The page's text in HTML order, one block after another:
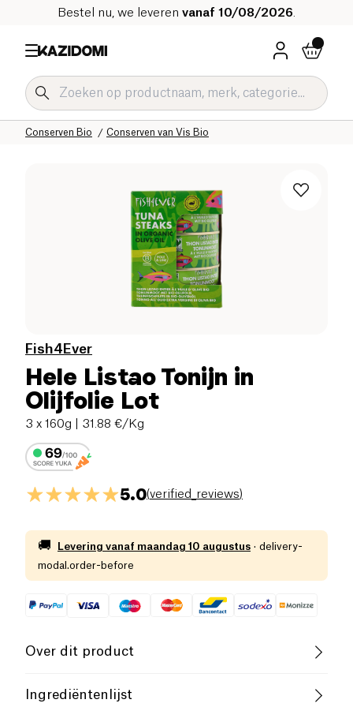
Bestel nu, we leveren vanaf 10/08/2026
Conserven van Vis Bio
Conserven Bio
Zoute Kruidenierswaren Bio
Home
Fish4Ever
Hele Listao Tonijn in
Olijfolie Lot
3 x 160g | 31.88 €/Kg
5.0(verified_reviews)
🚚 Levering vanaf maandag 10 augustus · delivery-
modal.order-before
Over dit product
Rijk aan eiwitten
Ingrediëntenlijst